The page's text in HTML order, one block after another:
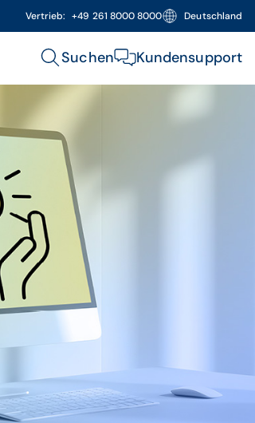
Vertrieb: +49 261 8000 8000 Deutschland
Suchen Kundensupport